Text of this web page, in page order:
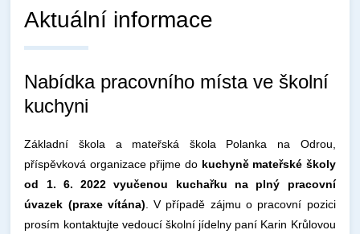
Aktuální informace
Nabídka pracovního místa ve školní
kuchyni
Základní škola a mateřská škola Polanka na Odrou,
příspěvková organizace přijme do kuchyně mateřské školy
od 1. 6. 2022 vyučenou kuchařku na plný pracovní
úvazek (praxe vítána) . V případě zájmu o pracovní pozici
prosím kontaktujte vedoucí školní jídelny paní Karin Krůlovou